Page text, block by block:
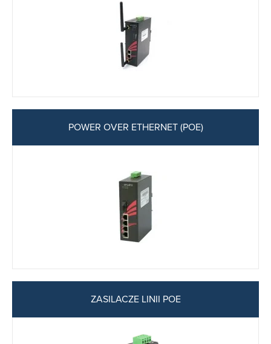
POWER OVER ETHERNET (POE)
ZASILACZE LINII POE